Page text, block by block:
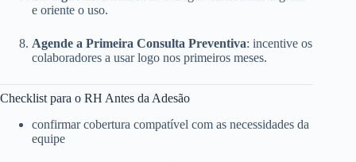
e oriente o uso.
Agende a Primeira Consulta Preventiva: incentive os
colaboradores a usar logo nos primeiros meses.
Checklist para o RH Antes da Adesão
confirmar cobertura compatível com as necessidades da
equipe